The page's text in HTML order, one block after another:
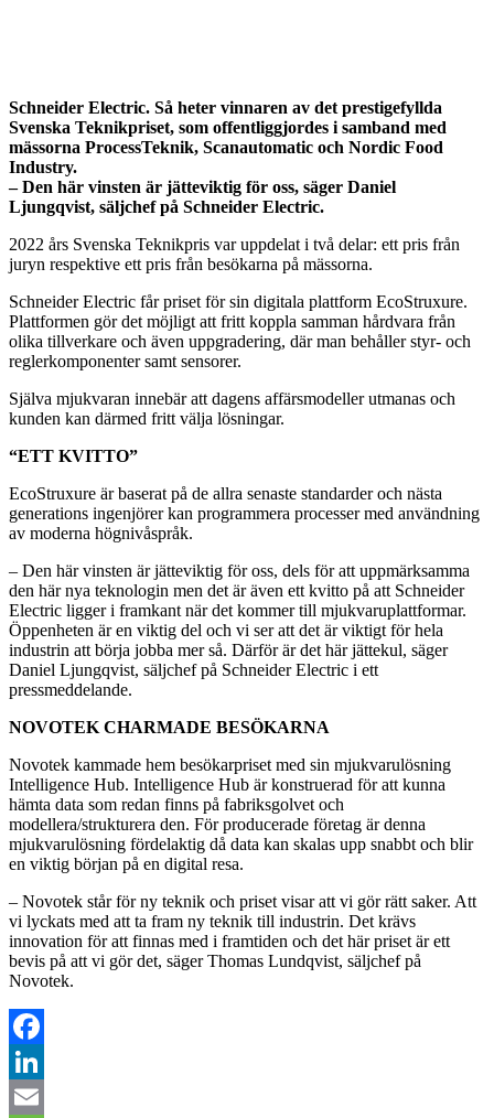
Schneider Electric. Så heter vinnaren av det prestigefyllda
Svenska Teknikpriset, som offentliggjordes i samband med
mässorna ProcessTeknik, Scanautomatic och Nordic Food
Industry.
– Den här vinsten är jätteviktig för oss, säger Daniel
Ljungqvist, säljchef på Schneider Electric.
2022 års Svenska Teknikpris var uppdelat i två delar: ett pris från
juryn respektive ett pris från besökarna på mässorna.
Schneider Electric får priset för sin digitala plattform EcoStruxure.
Plattformen gör det möjligt att fritt koppla samman hårdvara från
olika tillverkare och även uppgradering, där man behåller styr- och
reglerkomponenter samt sensorer.
Själva mjukvaran innebär att dagens affärsmodeller utmanas och
kunden kan därmed fritt välja lösningar.
“ETT KVITTO”
EcoStruxure är baserat på de allra senaste standarder och nästa
generations ingenjörer kan programmera processer med användning
av moderna högnivåspråk.
– Den här vinsten är jätteviktig för oss, dels för att uppmärksamma
den här nya teknologin men det är även ett kvitto på att Schneider
Electric ligger i framkant när det kommer till mjukvaruplattformar.
Öppenheten är en viktig del och vi ser att det är viktigt för hela
industrin att börja jobba mer så. Därför är det här jättekul, säger
Daniel Ljungqvist, säljchef på Schneider Electric i ett
pressmeddelande.
NOVOTEK CHARMADE BESÖKARNA
Novotek kammade hem besökarpriset med sin mjukvarulösning
Intelligence Hub. Intelligence Hub är konstruerad för att kunna
hämta data som redan finns på fabriksgolvet och
modellera/strukturera den. För producerade företag är denna
mjukvarulösning fördelaktig då data kan skalas upp snabbt och blir
en viktig början på en digital resa.
– Novotek står för ny teknik och priset visar att vi gör rätt saker. Att
vi lyckats med att ta fram ny teknik till industrin. Det krävs
innovation för att finnas med i framtiden och det här priset är ett
bevis på att vi gör det, säger Thomas Lundqvist, säljchef på
Novotek.
Facebook
LinkedIn